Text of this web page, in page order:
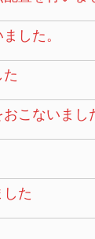
した。
た
こないまし
た